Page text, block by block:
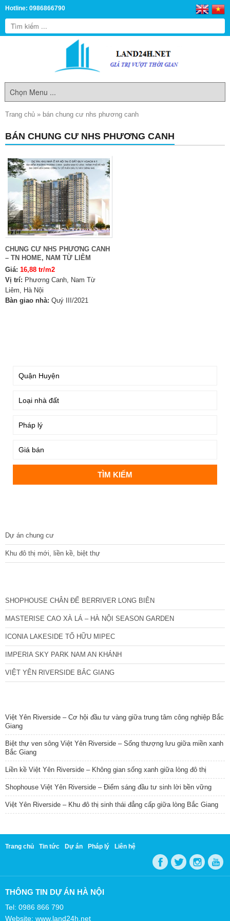
Hotline: 0986866790
Trang chủ » bán chung cư nhs phương canh
BÁN CHUNG CƯ NHS PHƯƠNG CANH
CHUNG CƯ NHS PHƯƠNG CANH
– TN HOME, NAM TỪ LIÊM
Giá: 16,88 tr/m2
Vị trí: Phương Canh, Nam Từ
Liêm, Hà Nội
Bàn giao nhà: Quý III/2021
Dự án chung cư
Khu đô thị mới, liền kề, biệt thự
SHOPHOUSE CHÂN ĐẾ BERRIVER LONG BIÊN
MASTERISE CAO XÀ LÁ – HÀ NỘI SEASON GARDEN
ICONIA LAKESIDE TỐ HỮU MIPEC
IMPERIA SKY PARK NAM AN KHÁNH
VIỆT YÊN RIVERSIDE BẮC GIANG
Việt Yên Riverside – Cơ hội đầu tư vàng giữa trung tâm công nghiệp Bắc
Giang
Biệt thự ven sông Việt Yên Riverside – Sống thượng lưu giữa miền xanh
Bắc Giang
Liền kề Việt Yên Riverside – Không gian sống xanh giữa lòng đô thị
Shophouse Việt Yên Riverside – Điểm sáng đầu tư sinh lời bền vững
Việt Yên Riverside – Khu đô thị sinh thái đẳng cấp giữa lòng Bắc Giang
Trang chủ Tin tức Dự án Pháp lý Liên hệ
THÔNG TIN DỰ ÁN HÀ NỘI
Tel: 0986 866 790
Website: www.land24h.net